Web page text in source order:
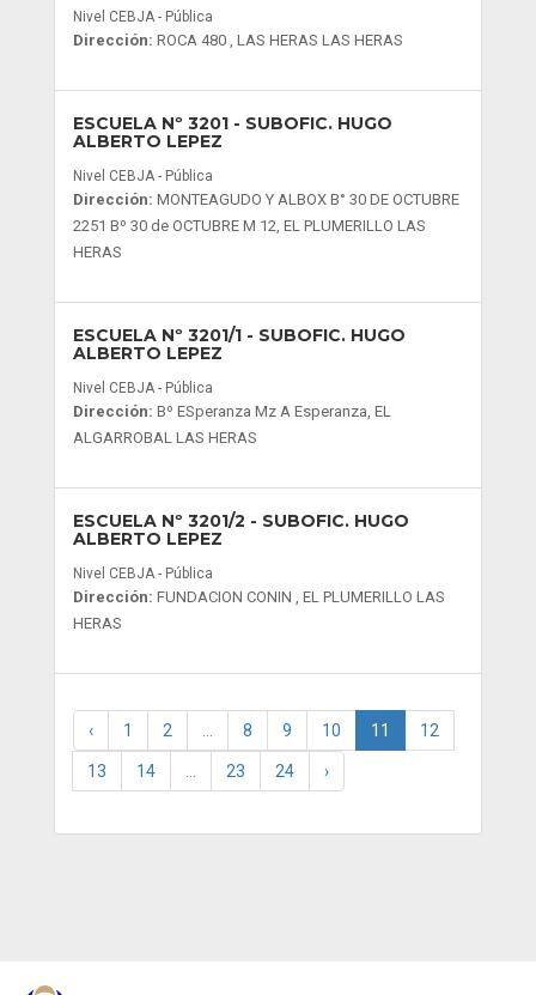
Nivel CEBJA - Pública
Dirección: ROCA 480 , LAS HERAS LAS HERAS
ESCUELA Nº 3201- SUBOFIC. HUGO
ALBERTO LEPEZ
Nivel CEBJA - Pública
Dirección: MONTEAGUDO Y ALBOX B° 30 DE OCTUBRE
2251 Bº 30 de OCTUBRE M 12, EL PLUMERILLO LAS
HERAS
ESCUELA Nº 3201/1- SUBOFIC. HUGO
ALBERTO LEPEZ
Nivel CEBJA - Pública
Dirección: Bº ESperanza Mz A Esperanza, EL
ALGARROBAL LAS HERAS
ESCUELA Nº 3201/2 - SUBOFIC. HUGO
ALBERTO LEPEZ
Nivel CEBJA - Pública
Dirección: FUNDACION CONIN , EL PLUMERILLO LAS
HERAS
‹ 1 2 8 9 10 11 12
13 14 23 24 ›